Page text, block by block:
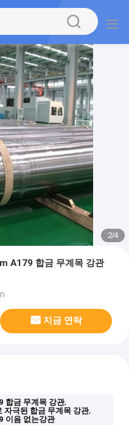
2/4
A179 합금 무계목 강관
지금 연락
합금 무계목 강관,
자극된 합금 무계목 강관,
이음 없는강관